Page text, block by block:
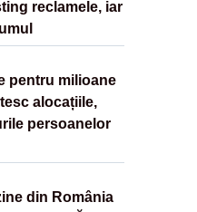
reclamele, iar
pentru milioane
alocațiile,
persoanelor
din România